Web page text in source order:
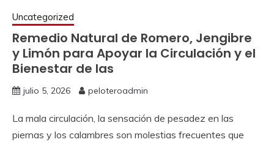
Uncategorized
Remedio Natural de Romero, Jengibre
y Limón para Apoyar la Circulación y el
Bienestar de las
julio 5, 2026 peloteroadmin
La mala circulación, la sensación de pesadez en las
piernas y los calambres son molestias frecuentes que